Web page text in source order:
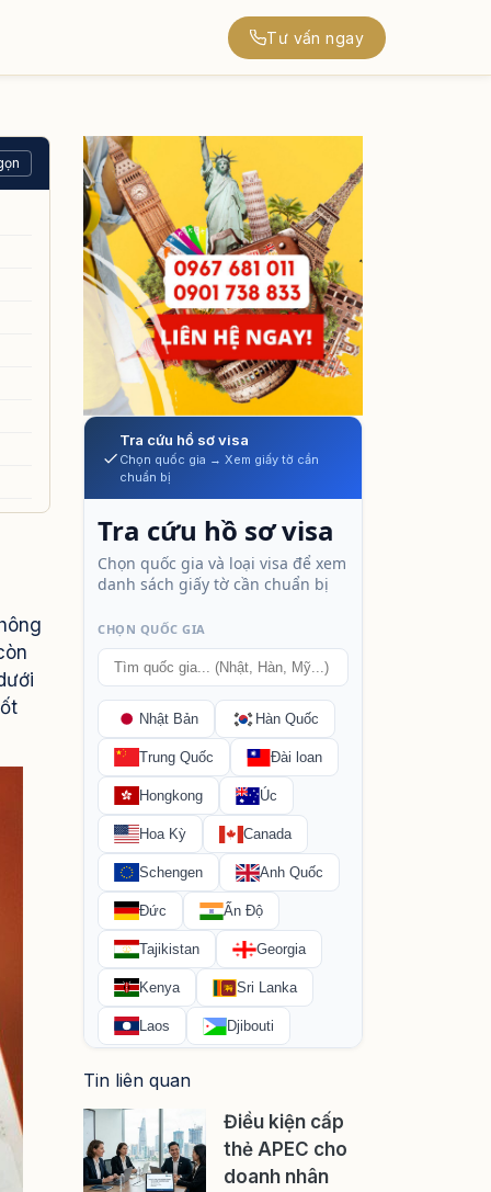
Tư vấn ngay
Tra cứu hồ sơ visa
Chọn quốc gia → Xem giấy tờ cần
chuẩn bị
Tin liên quan
Điều kiện cấp
thẻ APEC cho
doanh nhân